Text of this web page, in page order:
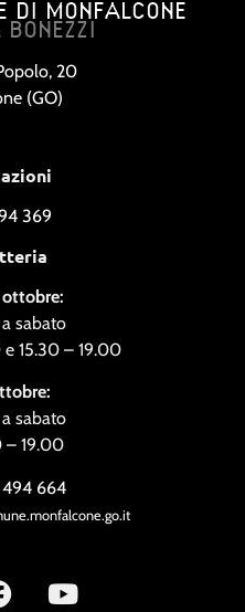
DI MONFALCONE
20
(GO)
369
ottobre:
sabato
15.30 – 19.00
sabato
– 19.00
494 664